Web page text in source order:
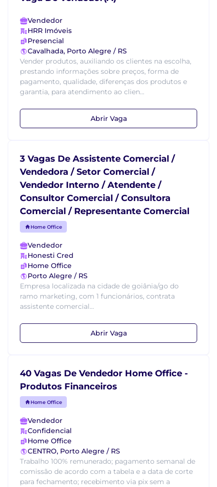
Vendedor
HRR Imóveis
Presencial
Cavalhada, Porto Alegre / RS
Vender produtos, auxiliando os clientes na escolha,
prestando informações sobre preços, forma de
pagamento, qualidade, diferenças dos produtos e
garantia, para atendimento ao clien...
Abrir Vaga
3 Vagas De Assistente Comercial /
Vendedora / Setor Comercial /
Vendedor Interno / Atendente /
Consultor Comercial / Consultora
Comercial / Representante Comercial
Home Office
Vendedor
Honesti Cred
Home Office
Porto Alegre / RS
Empresa localizada na cidade de goiânia/go do
ramo marketing, com 1 funcionários, contrata
assistente comercial...
Abrir Vaga
40 Vagas De Vendedor Home Office -
Produtos Financeiros
Home Office
Vendedor
Confidencial
Home Office
CENTRO, Porto Alegre / RS
Trabalho 100% remunerado; pagamento semanal de
comissão de acordo com a tabela e a data de corte
para fechamento; recebimento via pix sem a